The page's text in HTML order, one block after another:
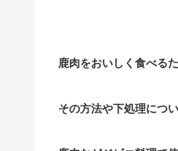
鹿肉をおいしく食べる
その方法や下処理につ